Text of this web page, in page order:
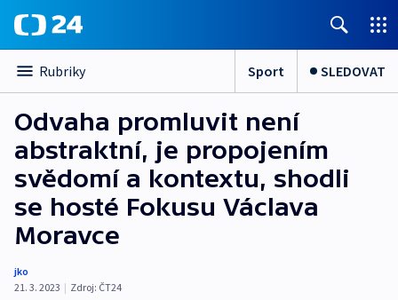
Rubriky Sport SLEDOVAT
Odvaha promluvit není
abstraktní, je propojením
svědomí a kontextu, shodli
se hosté Fokusu Václava
Moravce
jko
21. 3. 2023 | Zdroj: ČT24